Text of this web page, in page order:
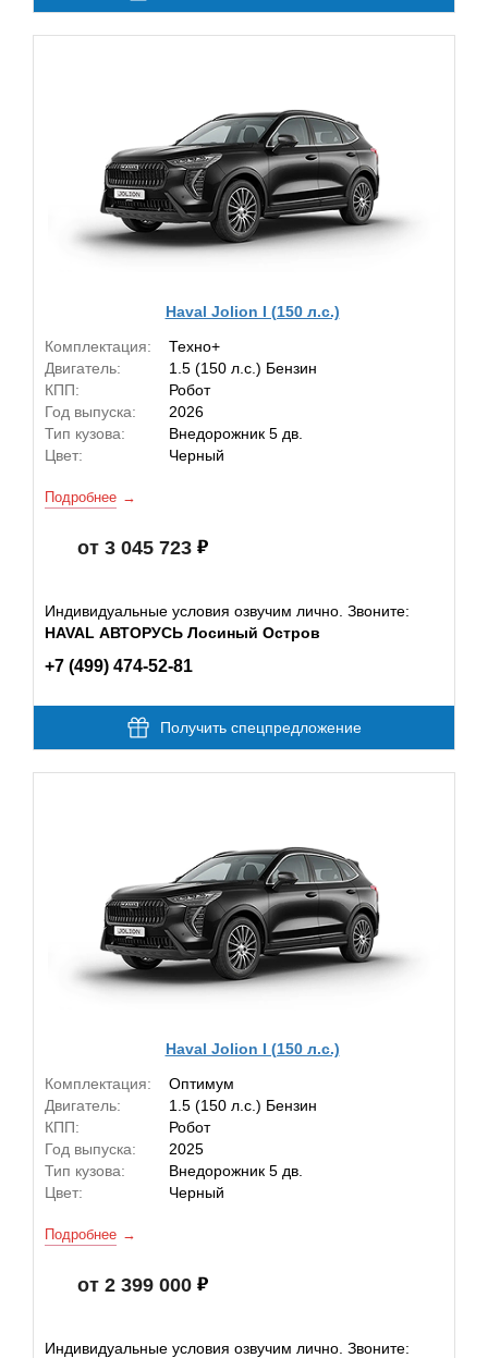
Haval Jolion I (150 л.с.)
Комплектация:
Техно+
Двигатель:
1.5 (150 л.с.) Бензин
КПП:
Робот
Год выпуска:
2026
Тип кузова:
Внедорожник 5 дв.
Цвет:
Черный
Подробнее
от 3 045 723
Индивидуальные условия озвучим лично. Звоните:
HAVAL АВТОРУСЬ Лосиный Остров
+7 (499) 474-52-81
Получить спецпредложение
Haval Jolion I (150 л.с.)
Комплектация:
Оптимум
Двигатель:
1.5 (150 л.с.) Бензин
КПП:
Робот
Год выпуска:
2025
Тип кузова:
Внедорожник 5 дв.
Цвет:
Черный
Подробнее
от 2 399 000
Индивидуальные условия озвучим лично. Звоните: